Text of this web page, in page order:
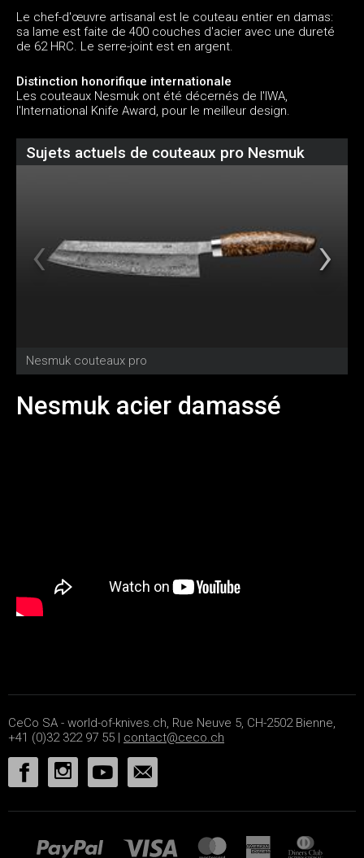
Le chef-d'œuvre artisanal est le couteau entier en damas:
sa lame est faite de 400 couches d'acier avec une dureté
de 62 HRC. Le serre-joint est en argent.
Distinction honorifique internationale
Les couteaux Nesmuk ont été décernés de l'IWA,
l'International Knife Award, pour le meilleur design.
Sujets actuels de couteaux pro Nesmuk
Nesmuk couteaux pro
Nesmuk acier damassé
CeCo SA - world-of-knives.ch, Rue Neuve 5, CH-2502 Bienne,
+41 (0)32 322 97 55 | contact@ceco.ch